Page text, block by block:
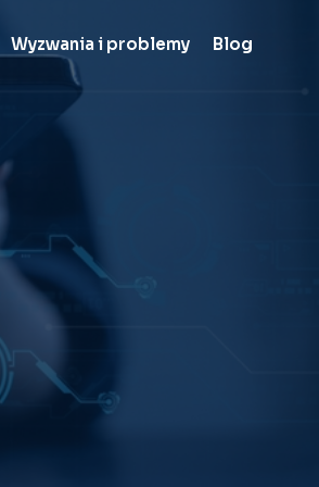
Wyzwania i problemy Blog